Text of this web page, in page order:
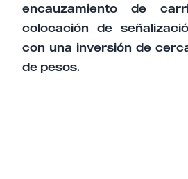
encauzamiento de
colocación de
con una inversión de
de pesos.